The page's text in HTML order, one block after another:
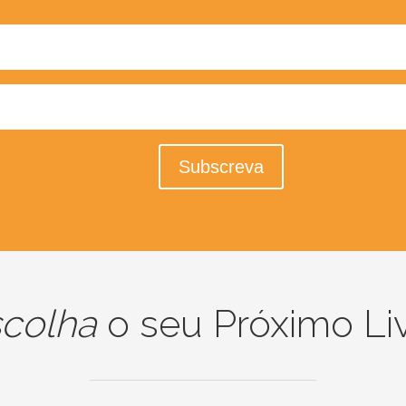
Subscreva
o seu Próximo